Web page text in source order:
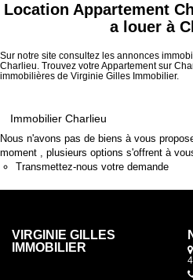
Location Appartement
a louer à
Sur notre site consultez les annonces
Charlieu. Trouvez votre Appartement sur
immobilières de Virginie Gilles Immobilier.
Immobilier Charlieu
Nous n'avons pas de biens à vous
moment , plusieurs options s'offrent à
Transmettez-nous votre demande
VIRGINIE GILLES
IMMOBILIER